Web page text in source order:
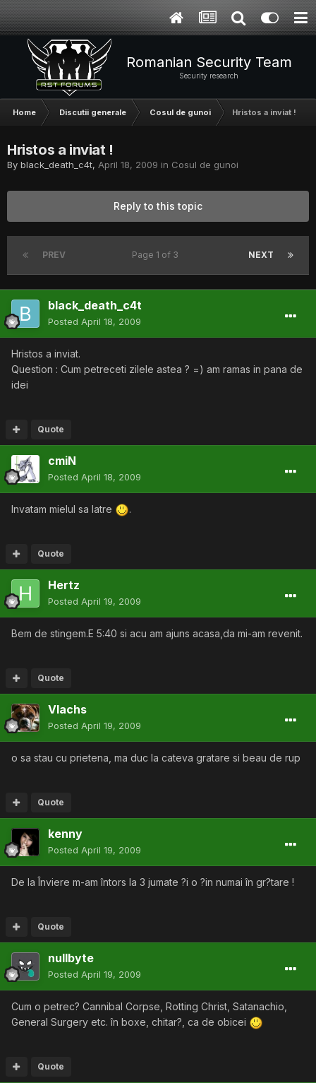
Romanian Security Team
Security research
Home Discutii generale Cosul de gunoi Hristos a inviat !
Hristos a inviat !
By black_death_c4t, April 18, 2009 in Cosul de gunoi
Reply to this topic
PREV NEXT
Page 1 of 3
black_death_c4t
Posted April 18, 2009
Hristos a inviat.
Question : Cum petreceti zilele astea ? =) am ramas in pana de
idei
Quote
cmiN
Posted April 18, 2009
Invatam mielul sa latre .
Quote
Hertz
Posted April 19, 2009
Bem de stingem.E 5:40 si acu am ajuns acasa,da mi-am revenit.
Quote
Vlachs
Posted April 19, 2009
o sa stau cu prietena, ma duc la cateva gratare si beau de rup
Quote
kenny
Posted April 19, 2009
De la Înviere m-am întors la 3 jumate ?i o ?in numai în gr?tare !
Quote
nullbyte
Posted April 19, 2009
Cum o petrec? Cannibal Corpse, Rotting Christ, Satanachio,
General Surgery etc. în boxe, chitar?, ca de obicei
Quote